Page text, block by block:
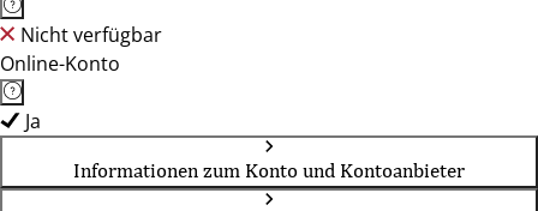
Nicht verfügbar
Online-Konto
Ja
Informationen zum Konto und Kontoanbieter